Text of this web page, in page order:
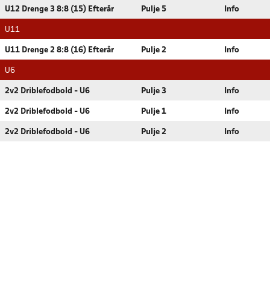
U12 Drenge 3 8:8 (15) Efterår Pulje 5 Info
U11
U11 Drenge 2 8:8 (16) Efterår Pulje 2 Info
U6
2v2 Driblefodbold - U6 Pulje 3 Info
2v2 Driblefodbold - U6 Pulje 1 Info
2v2 Driblefodbold - U6 Pulje 2 Info